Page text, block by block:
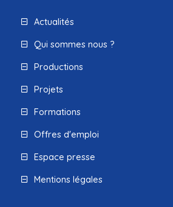
Actualités
Qui sommes nous ?
Productions
Projets
Formations
Offres d'emploi
Espace presse
Mentions légales